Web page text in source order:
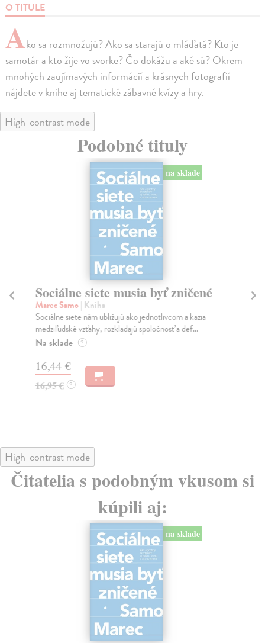
O TITULE
Ako sa rozmnožujú? Ako sa starajú o mláďatá? Kto je
samotár a kto žije vo svorke? Čo dokážu a aké sú? Okrem
mnohých zaujímavých informácií a krásnych fotografií
nájdete v knihe aj tematické zábavné kvízy a hry.
High-contrast mode
Podobné tituly
na sklade
Sociálne siete musia byť zničené
Marec Samo| Kniha
Sociálne siete nám ubližujú ako jednotlivcom a kazia
medziľudské vzťahy, rozkladajú spoločnosť a def...
Na sklade ?
16,44 €
16,95 € ?
High-contrast mode
Čitatelia s podobným vkusom si
kúpili aj:
na sklade